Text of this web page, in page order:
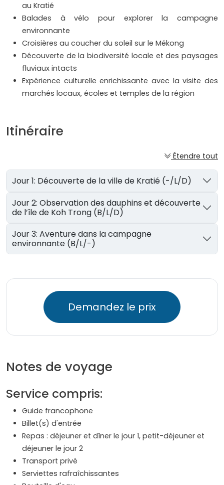
au Kratié
Balades à vélo pour explorer la campagne
environnante
Croisières au coucher du soleil sur le Mékong
Découverte de la biodiversité locale et des paysages
fluviaux intacts
Expérience culturelle enrichissante avec la visite des
marchés locaux, écoles et temples de la région
Itinéraire
Étendre tout
Jour 1: Découverte de la ville de Kratié (-/L/D)
Jour 2: Observation des dauphins et découverte
de l’île de Koh Trong (B/L/D)
Jour 3: Aventure dans la campagne
environnante (B/L/-)
Demandez le prix
Notes de voyage
Service compris:
Guide francophone
Billet(s) d'entrée
Repas : déjeuner et dîner le jour 1, petit-déjeuner et
déjeuner le jour 2
Transport privé
Serviettes rafraîchissantes